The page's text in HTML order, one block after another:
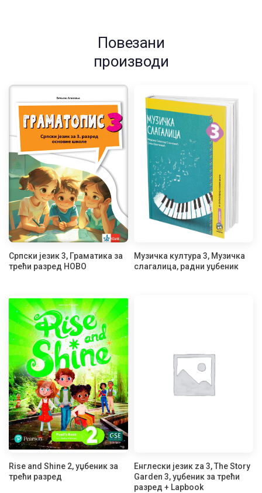
Повезани
производи
Српски језик 3, Граматика за
трећи разред НОВО
Музичка култура 3, Музичка
слагалица, радни уџбеник
Rise and Shine 2, уџбеник за
трећи разред
Енглески језик za 3, The Story
Garden 3, уџбеник за трећи
разред + Lapbook